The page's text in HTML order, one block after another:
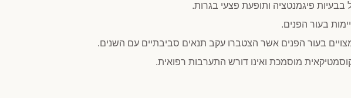
בבעיות פיגמנטציה ותופעת פצעי בגרות.
בעור הפנים.
בעור הפנים אשר הצטברו עקב תנאים סביבתיים עם השנים.
מוסמכת ואינו דורש התערבות רפואית.